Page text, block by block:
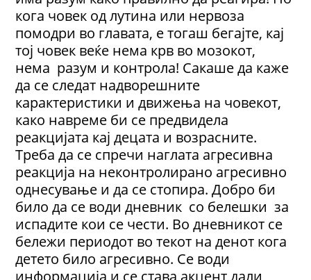
кога човек од лутина или нервоза
помодри во главата, е тогаш бегајте, кај
тој човек веќе нема крв во мозокот,
нема разум и контрола! Сакаше да каже
да се следат надворешните
карактеристики и движења на човекот,
како навреме би се предвидела
реакцијата кај децата и возрасните.
Треба да се спречи наглата агресивна
реакција на нeконтролирано агресивно
однесување и да се стопира. Добро би
било да се води дневник со белешки за
испадите кои се чести. Во дневникот се
бележи периодот во текот на денот кога
детето било агресивно. Се води
информација и се става акцент дали